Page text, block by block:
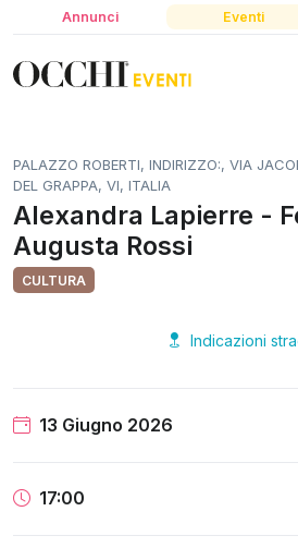
Annunci Eventi
PALAZZO ROBERTI, INDIRIZZO:, VIA
DEL GRAPPA, VI, ITALIA
Alexandra Lapierre -
Augusta Rossi
CULTURA
Indicazioni
13 Giugno 2026
17:00